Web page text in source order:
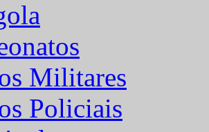
Militares
Policiais